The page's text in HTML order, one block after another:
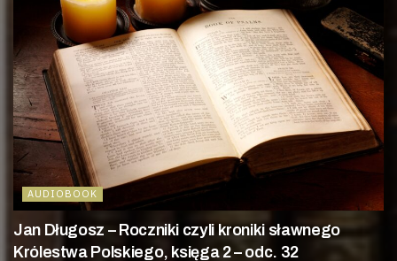
AUDIOBOOK
Jan Długosz – Roczniki czyli kroniki sławnego
Królestwa Polskiego, księga 2 – odc. 32